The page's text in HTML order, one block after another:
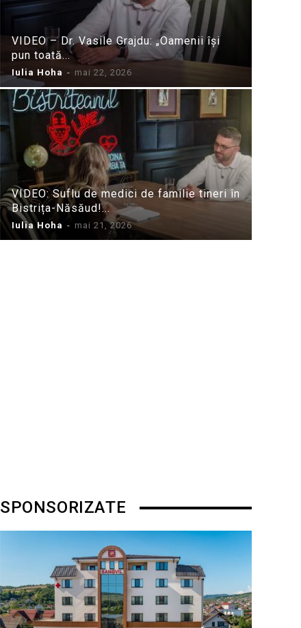
VIDEO – Dr. Vasile Grajdu: „Oamenii își
pun toată...
Iulia Hoha - mai 22, 2026
VIDEO: Suflu de medici de familie tineri în
Bistrița-Năsăud!...
Iulia Hoha - mai 21, 2026
SPONSORIZATE